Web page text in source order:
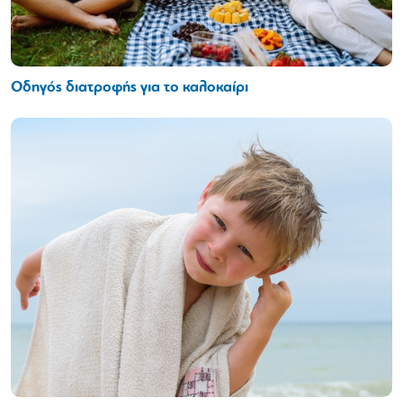
Οδηγός διατροφής για το καλοκαίρι